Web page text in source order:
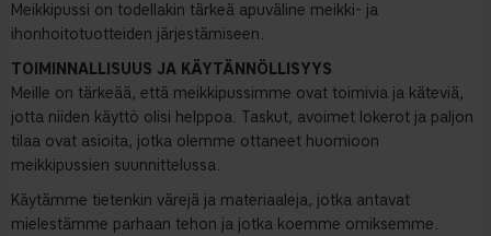
Meikkipussi on todellakin tärkeä apuväline meikki- ja
ihonhoitotuotteiden järjestämiseen.
TOIMINNALLISUUS JA KÄYTÄNNÖLLISYYS
Meille on tärkeää, että meikkipussimme ovat toimivia ja käteviä,
jotta niiden käyttö olisi helppoa. Taskut, avoimet lokerot ja paljon
tilaa ovat asioita, jotka olemme ottaneet huomioon
meikkipussien suunnittelussa.
Käytämme tietenkin värejä ja materiaaleja, jotka antavat
mielestämme parhaan tehon ja jotka koemme omiksemme.